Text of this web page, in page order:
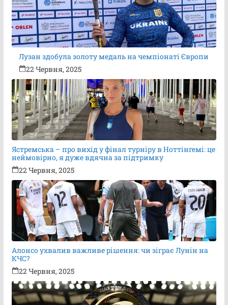
Лузан здобула золоту медаль на чемпіонаті Європи
22 Червня, 2025
Ястремська – про вихід у фінал турніру в Ноттінгемі: це
неймовірно, я дуже вдячна за підтримку
22 Червня, 2025
Алонсо ухвалив важливе рішення: чи зіграє Лунін на
КЧС?
22 Червня, 2025